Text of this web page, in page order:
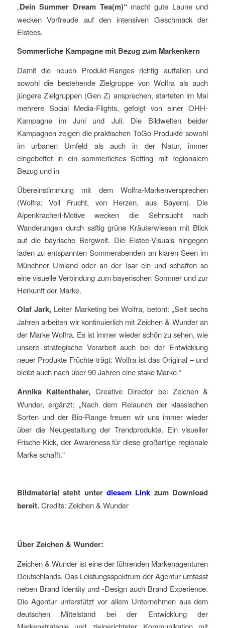
„Dein Summer Dream Tea(m)“macht gute Laune und
wecken Vorfreude auf den intensiven Geschmack der
Eistees.
Sommerliche Kampagne mit Bezug zum Markenkern
Damit die neuen Produkt-Ranges richtig auffallen und
sowohl die bestehende Zielgruppe von Wolfra als auch
jüngere Zielgruppen (Gen Z) ansprechen, starteten im Mai
mehrere Social Media-Flights, gefolgt von einer OHH-
Kampagne im Juni und Juli. Die Bildwelten beider
Kampagnen zeigen die praktischen ToGo-Produkte sowohl
im urbanen Umfeld als auch in der Natur, immer
eingebettet in ein sommerliches Setting mit regionalem
Bezug und in
Übereinstimmung mit dem Wolfra-Markenversprechen
(Wolfra: Voll Frucht, von Herzen, aus Bayern). Die
Alpenkracherl-Motive wecken die Sehnsucht nach
Wanderungen durch saftig grüne Kräuterwiesen mit Blick
auf die bayrische Bergwelt. Die Eistee-Visuals hingegen
laden zu entspannten Sommerabenden an klaren Seen im
Münchner Umland oder an der Isar ein und schaffen so
eine visuelle Verbindung zum bayerischen Sommer und zur
Herkunft der Marke.
Olaf Jark,Leiter Marketing bei Wolfra, betont: „Seit sechs
Jahren arbeiten wir kontinuierlich mit Zeichen & Wunder an
der Marke Wolfra. Es ist immer wieder schön zu sehen, wie
unsere strategische Vorarbeit auch bei der Entwicklung
neuer Produkte Früchte trägt: Wolfra ist das Original – und
bleibt auch nach über 90 Jahren eine stake Marke.“
Annika Kaltenthaler, Creative Director bei Zeichen &
Wunder, ergänzt: „Nach dem Relaunch der klassischen
Sorten und der Bio-Range freuen wir uns immer wieder
über die Neugestaltung der Trendprodukte. Ein visueller
Frische-Kick, der Awareness für diese großartige regionale
Marke schafft.“
Bildmaterial steht unter diesem Link zum Download
bereit.Credits: Zeichen & Wunder
Über Zeichen & Wunder:
Zeichen & Wunder ist eine der führenden Markenagenturen
Deutschlands. Das Leistungsspektrum der Agentur umfasst
neben Brand Identity und -Design auch Brand Experience.
Die Agentur unterstützt vor allem Unternehmen aus dem
deutschen Mittelstand bei der Entwicklung der